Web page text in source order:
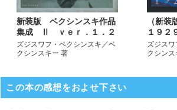
新装版 ベクシンスキ作品
集成 Ⅱ ｖｅｒ．１．２
ズジスワフ・ベクシンスキ／ベ
クシンスキー 著
（新装
１９２
ズジス
クシンス
この本の感想をおよせ下さい